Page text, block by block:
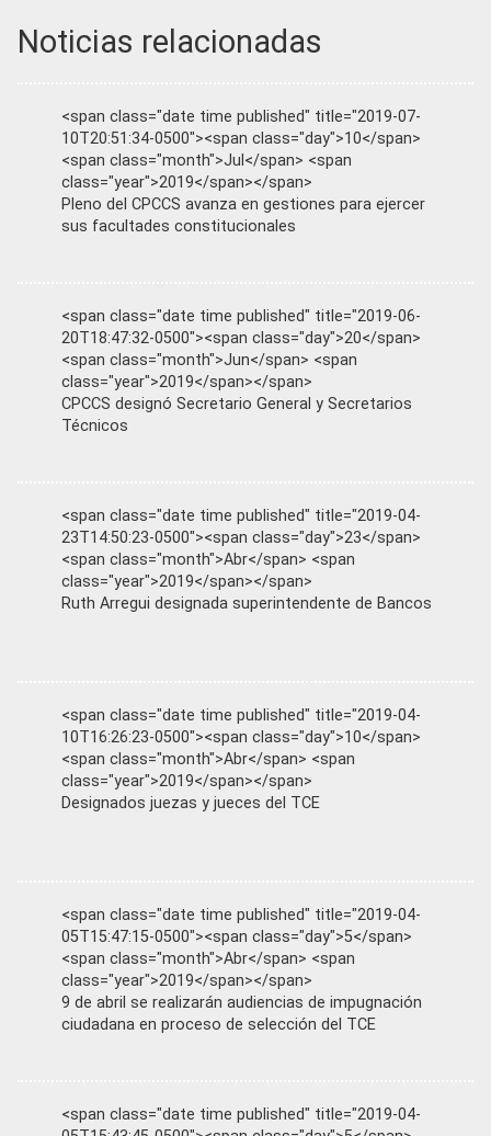
Noticias relacionadas
<span class="date time published" title="2019-07-
10T20:51:34-0500"><span class="day">10</span>
<span class="month">Jul</span> <span
class="year">2019</span></span>
Pleno del CPCCS avanza en gestiones para ejercer
sus facultades constitucionales
<span class="date time published" title="2019-06-
20T18:47:32-0500"><span class="day">20</span>
<span class="month">Jun</span> <span
class="year">2019</span></span>
CPCCS designó Secretario General y Secretarios
Técnicos
<span class="date time published" title="2019-04-
23T14:50:23-0500"><span class="day">23</span>
<span class="month">Abr</span> <span
class="year">2019</span></span>
Ruth Arregui designada superintendente de Bancos
<span class="date time published" title="2019-04-
10T16:26:23-0500"><span class="day">10</span>
<span class="month">Abr</span> <span
class="year">2019</span></span>
Designados juezas y jueces del TCE
<span class="date time published" title="2019-04-
05T15:47:15-0500"><span class="day">5</span>
<span class="month">Abr</span> <span
class="year">2019</span></span>
9 de abril se realizarán audiencias de impugnación
ciudadana en proceso de selección del TCE
<span class="date time published" title="2019-04-